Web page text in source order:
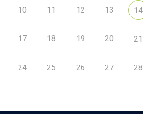
10 11 12 13 14
17 18 19 20 21
24 25 26 27 28